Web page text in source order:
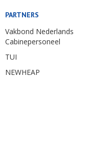
PARTNERS
Vakbond Nederlands
Cabinepersoneel
TUI
NEWHEAP